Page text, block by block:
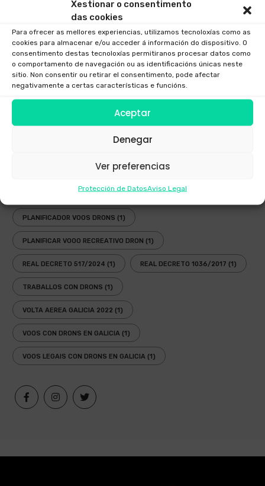
Xestionar o consentimento
das cookies
Para ofrecer as mellores experiencias, utilizamos tecnoloxías como as
cookies para almacenar e/ou acceder á información do dispositivo. O
consentimento destas tecnoloxías permitiranos procesar datos como
o comportamento de navegación ou as identificacións únicas neste
sitio. Non consentir ou retirar el consentimento, pode afectar
negativamente a certas características e funcións.
Aceptar
Denegar
Ver preferencias
Protección de DatosAviso Legal
EMPRESA DE DRONS EN GALICIA (1) EMPRESA DRONS
EMPRESA DRONS GALICIA(1) ENAIRE(1) GALICIA(1)
INSPECCIÓNS TÉCNICAS CON DRONS GALICIA(1) LEI(2)
LEI DRONS(2) LEI DRONS 2018(1)
NORMATIVA DRONS ESPAÑA(1)
NORMATIVA DRONS EUROPA(1)
ONDE VOAR DRONS EN GALICIA(1)
OPERADORES DRONS(1) PLANIFICADOR ENAIRE DRONS
PLANIFICADOR VOOS DRONS (1)
PLANIFICAR VOOO RECREATIVO DRON (1)
REAL DECRETO 517/2024 (1) REAL DECRETO 1036/2017 (1)
TRABALLOS CON DRONS (1)
VOLTA AEREA GALICIA 2022 (1)
VOOS CON DRONS EN GALICIA (1)
VOOS LEGAIS CON DRONS EN GALICIA (1)